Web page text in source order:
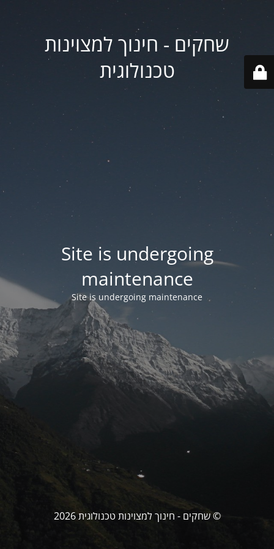
שחקים - חינוך למצוינות
טכנולוגית
Site is undergoing
maintenance
Site is undergoing maintenance
© שחקים - חינוך למצוינות טכנולוגית 2026